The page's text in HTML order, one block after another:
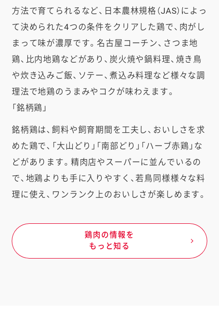
方法で育てられるなど、日本農林規格（JAS）によっ
て決められた4つの条件をクリアした鶏で、肉がし
まって味が濃厚です。名古屋コーチン、さつま地
鶏、比内地鶏などがあり、炭火焼や鍋料理、焼き鳥
や炊き込みご飯、ソテー、煮込み料理など様々な調
理法で地鶏のうまみやコクが味わえます。
「銘柄鶏」
銘柄鶏は、飼料や飼育期間を工夫し、おいしさを求
めた鶏で、「大山どり」「南部どり」「ハーブ赤鶏」な
どがあります。精肉店やスーパーに並んでいるの
で、地鶏よりも手に入りやすく、若鳥同様様々な料
理に使え、ワンランク上のおいしさが楽しめます。
鶏肉の情報を
もっと知る